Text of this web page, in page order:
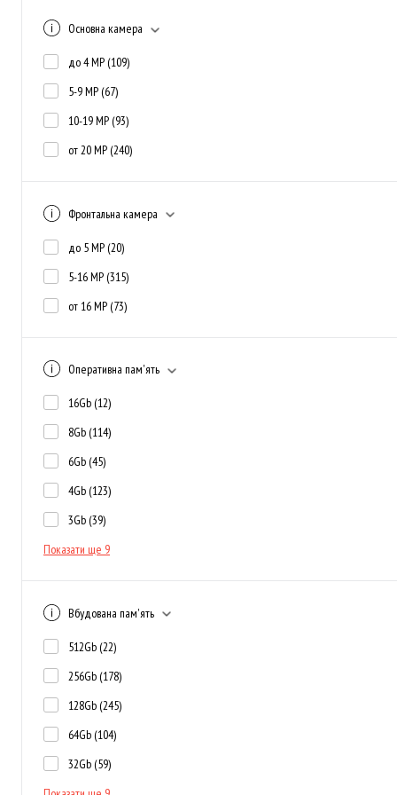
Основна камера
до 4 MP (109)
5-9 MP (67)
10-19 MP (93)
от 20 MP (240)
Фронтальна камера
до 5 MP (20)
5-16 MP (315)
от 16 MP (73)
Оперативна пам'ять
16Gb (12)
8Gb (114)
6Gb (45)
4Gb (123)
3Gb (39)
Показати ще 9
Вбудована пам'ять
512Gb (22)
256Gb (178)
128Gb (245)
64Gb (104)
32Gb (59)